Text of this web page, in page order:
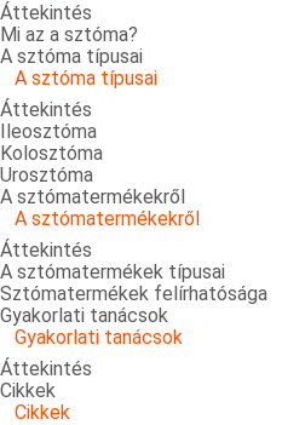
Áttekintés
Mi az a sztóma?
A sztóma típusai
A sztóma típusai
Áttekintés
Ileosztóma
Kolosztóma
Urosztóma
A sztómatermékekről
A sztómatermékekről
Áttekintés
A sztómatermékek típusai
Sztómatermékek felírhatósága
Gyakorlati tanácsok
Gyakorlati tanácsok
Áttekintés
Cikkek
Cikkek